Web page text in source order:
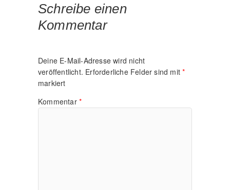
Schreibe einen
Kommentar
Deine E-Mail-Adresse wird nicht
veröffentlicht. Erforderliche Felder sind mit*
markiert
Kommentar *